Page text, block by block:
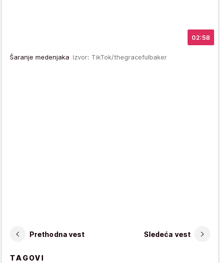
02:58
Šaranje medenjaka Izvor: TikTok/thegracefulbaker
Prethodna vest Sledeća vest
TAGOVI